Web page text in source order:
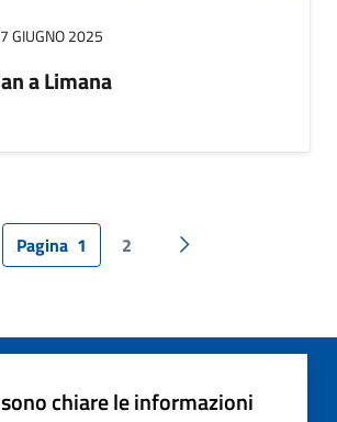
GIUGNO 2025
a Limana
precedente
Pagina 1 2 Pagina successiva
chiare le informazioni